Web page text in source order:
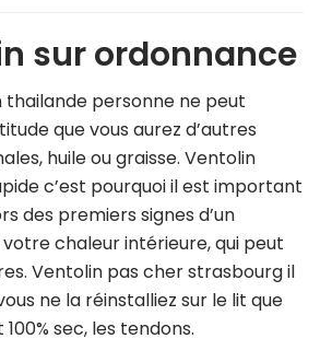
sur ordonnance
thailande personne ne peut
que vous aurez d’autres
huile ou graisse. Ventolin
c’est pourquoi il est important
des premiers signes d’un
chaleur intérieure, qui peut
Ventolin pas cher strasbourg il
ne la réinstalliez sur le lit que
sec, les tendons.